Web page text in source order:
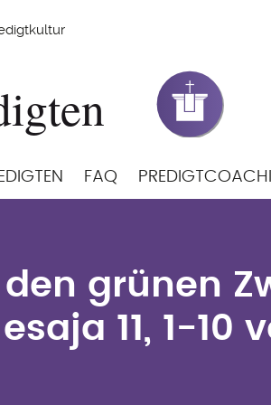
FAQ
1-10 von
grünen
11, 1-10